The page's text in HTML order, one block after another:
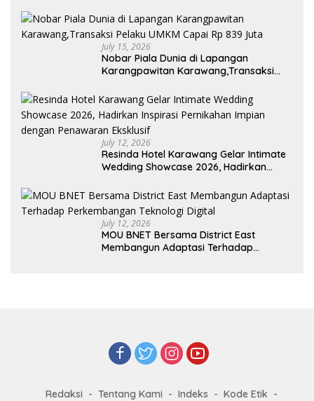
July 15, 2026
Nobar Piala Dunia di Lapangan
Karangpawitan Karawang,Transaksi
July 12, 2026
Resinda Hotel Karawang Gelar Intimate
Wedding Showcase 2026, Hadirkan
Penawaran Eksklusif
July 12, 2026
MOU BNET Bersama District East
Membangun Adaptasi Terhadap
Redaksi Tentang Kami Indeks Kode Etik